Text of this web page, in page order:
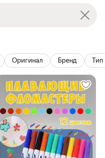
Оригинал Бренд Тип